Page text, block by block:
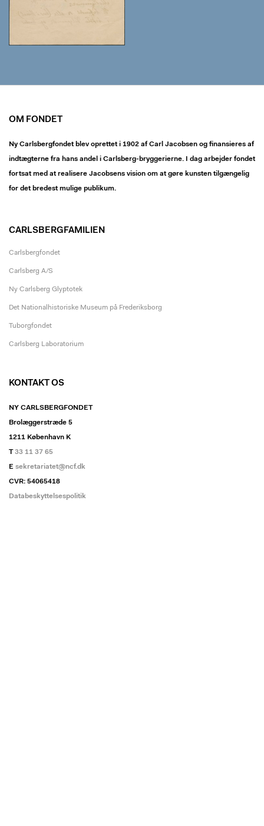
OM FONDET
Ny Carlsbergfondet blev oprettet i 1902 af Carl Jacobsen og finansieres af
indtægterne fra hans andel i Carlsberg-bryggerierne. I dag arbejder fondet
fortsat med at realisere Jacobsens vision om at gøre kunsten tilgængelig
for det bredest mulige publikum.
CARLSBERGFAMILIEN
Carlsbergfondet
Carlsberg A/S
Ny Carlsberg Glyptotek
Det Nationalhistoriske Museum på Frederiksborg
Tuborgfondet
Carlsberg Laboratorium
KONTAKT OS
NY CARLSBERGFONDET
Brolæggerstræde 5
1211 København K
T33 11 37 65
E sekretariatet@ncf.dk
CVR: 54065418
Databeskyttelsespolitik